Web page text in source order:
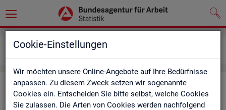
Cookie-Einstellungen
Wir möchten unsere Online-Angebote auf Ihre Bedürfnisse
anpassen. Zu diesem Zweck setzen wir sogenannte
Cookies ein. Entscheiden Sie bitte selbst, welche Cookies
Sie zulassen. Die Arten von Cookies werden nachfolgend
Ma­te­ria­li­en für Uni­ver­si­tä­ten